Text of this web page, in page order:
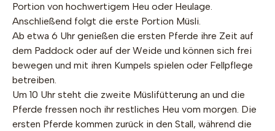
Portion von hochwertigem Heu oder Heulage.
Anschließend folgt die erste Portion Müsli.
Ab etwa 6 Uhr genießen die ersten Pferde ihre Zeit auf
dem Paddock oder auf der Weide und können sich frei
bewegen und mit ihren Kumpels spielen oder Fellpflege
betreiben.
Um 10 Uhr steht die zweite Müslifütterung an und die
Pferde fressen noch ihr restliches Heu vom morgen. Die
ersten Pferde kommen zurück in den Stall, während die